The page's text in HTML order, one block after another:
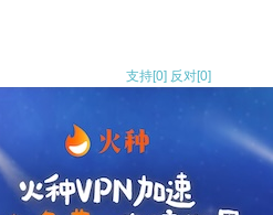
支持[0] 反对[0]
支持[0] 反对